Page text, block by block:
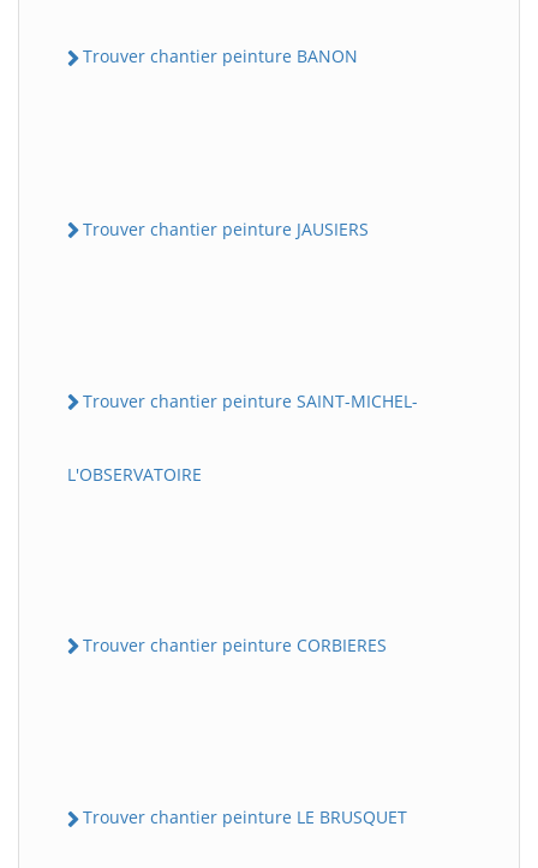
Trouver chantier peinture BANON
Trouver chantier peinture JAUSIERS
Trouver chantier peinture SAINT-MICHEL-
L'OBSERVATOIRE
Trouver chantier peinture CORBIERES
Trouver chantier peinture LE BRUSQUET